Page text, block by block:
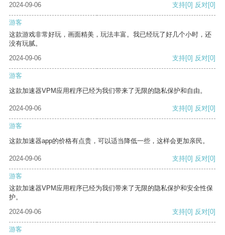
2024-09-06 支持[0] 反对[0]
游客
这款游戏非常好玩，画面精美，玩法丰富。我已经玩了好几个小时，还
没有玩腻。
2024-09-06
支持[0] 反对[0]
游客
这款加速器VPM应用程序已经为我们带来了无限的隐私保护和自由。
2024-09-06 支持[0] 反对[0]
游客
这款加速器app的价格有点贵，可以适当降低一些，这样会更加亲民。
2024-09-06 支持[0] 反对[0]
游客
这款加速器VPM应用程序已经为我们带来了无限的隐私保护和安全性保
护。
2024-09-06
支持[0] 反对[0]
游客